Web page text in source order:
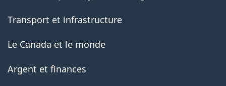
Transport et infrastructure
Le Canada et le monde
Argent et finances